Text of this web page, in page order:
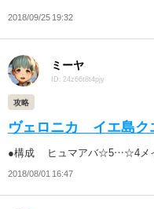
2018/09/25 19:32
ミーヤ
ID: 24z66t8t4pjy
攻略
ヴェロニカ イエ島ク
●構成 ヒュマアバ☆5…☆4メイ
2018/08/01 16:47